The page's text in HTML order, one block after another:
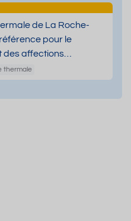
de La Roche-
pour le
des affections
thermale